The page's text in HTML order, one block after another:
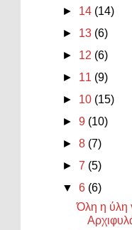
► 14 (14)
► 13 (6)
► 12 (6)
► 11 (9)
► 10 (15)
►9 (10)
►8 (7)
►7 (5)
▼6 (6)
Όλη η ύλη